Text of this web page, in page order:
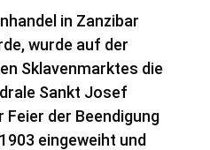
in Zanzibar
wurde auf der
Sklavenmarktes die
Sankt Josef
Feier der Beendigung
eingeweiht und